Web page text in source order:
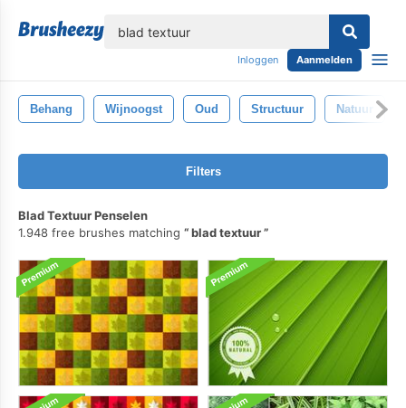
Inloggen Aanmelden
Behang Wijnoogst Oud Structuur Natuur
Filters
Blad Textuur Penselen
1.948 free brushes matching
blad textuur